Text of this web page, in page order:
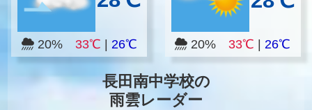
20% 33℃ 26℃ 20%33℃ |26℃
長田南中学校の
雨雲レーダー